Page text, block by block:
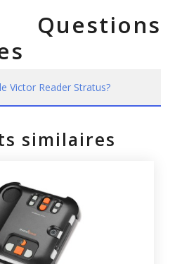
Victor Reader Stratus?
similaires